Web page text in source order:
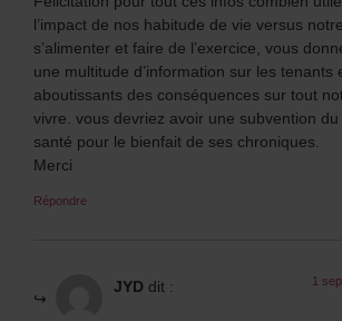
l’impact de nos habitude de vie versus
s’alimenter et faire de l’exercice, vous
une multitude d’information sur les tenants
aboutissants des conséquences sur tout
vivre. vous devriez avoir une subvention
santé pour le bienfait de ses chroniques.
Merci
Répondre
JYD dit : 1